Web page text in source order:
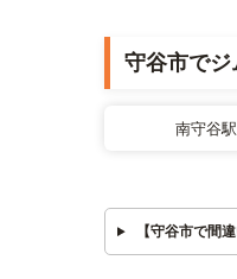
守谷市で
南守谷
【守谷市で間